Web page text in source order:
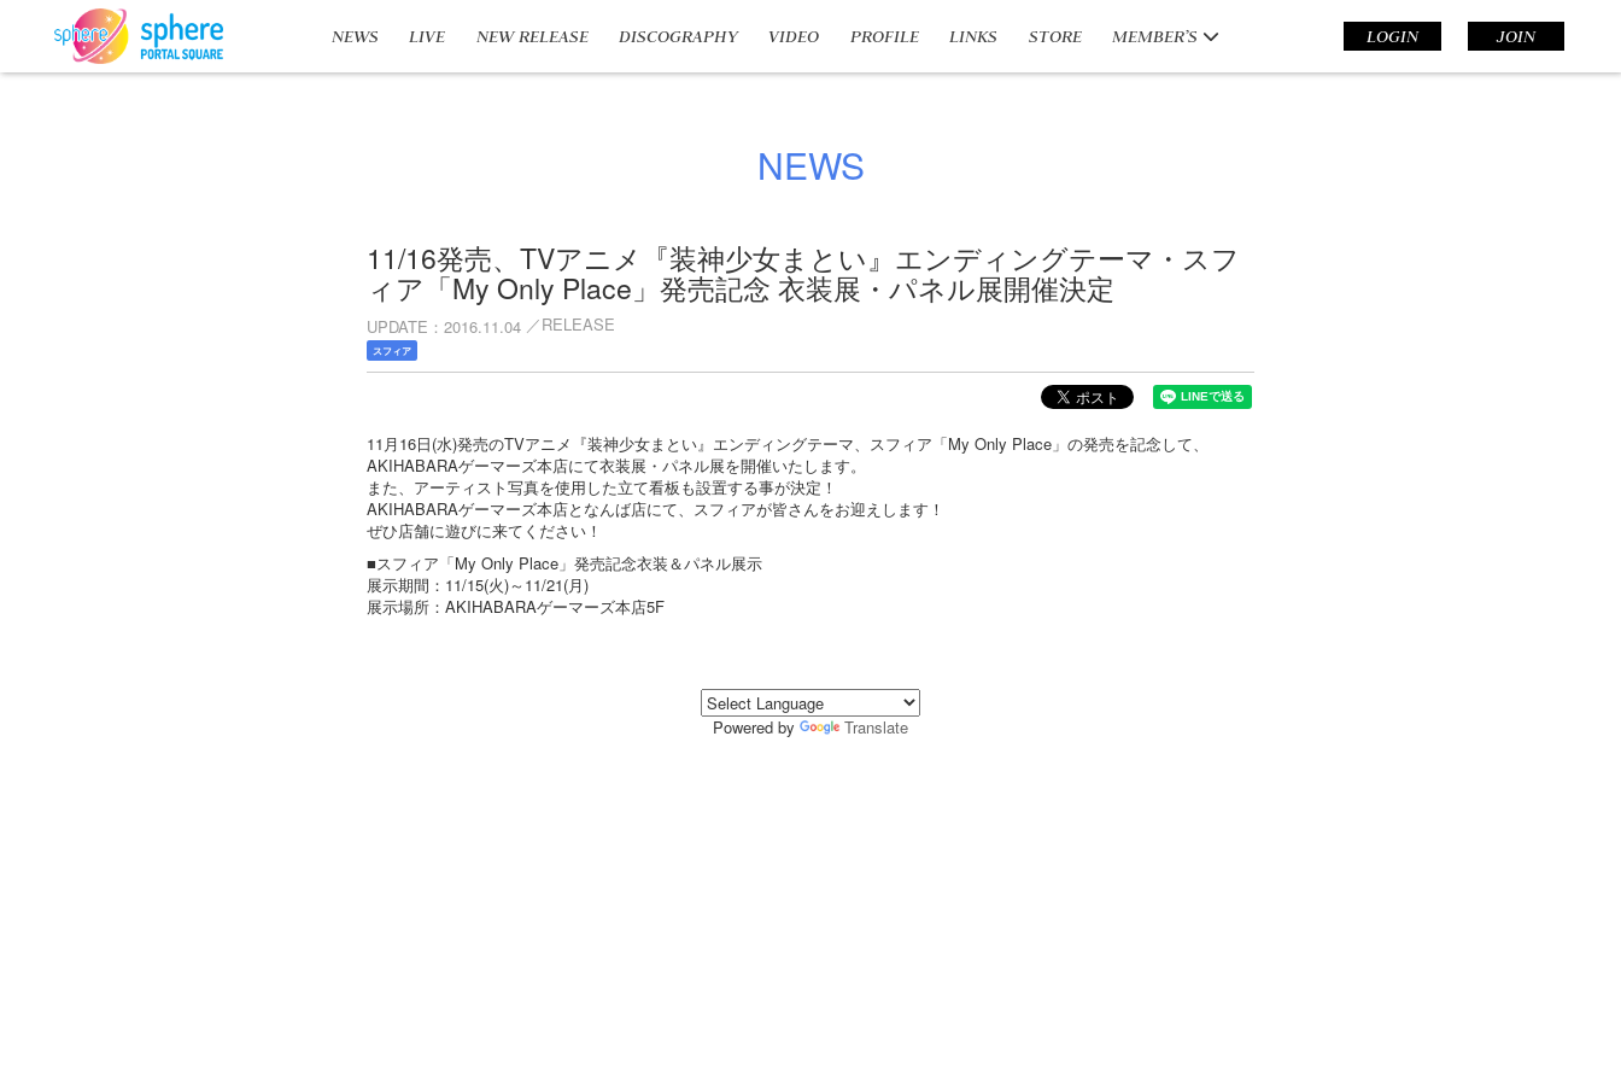
NEWS LIVE NEW RELEASE DISCOGRAPHY VIDEO PROFILE LINKS STORE MEMBER’S LOGIN JOIN
NEWS
11/16発売、TVアニメ『装神少女まとい』エンディングテーマ・スフ
ィア「My Only Place」発売記念 衣装展・パネル展開催決定
UPDATE 2016.11.04 RELEASE
スフィア
11月16日(水)発売のTVアニメ『装神少女まとい』エンディングテーマ、スフィア「My Only Place」の発売を記念して、
AKIHABARAゲーマーズ本店にて衣装展・パネル展を開催いたします。
また、アーティスト写真を使用した立て看板も設置する事が決定！
AKIHABARAゲーマーズ本店となんば店にて、スフィアが皆さんをお迎えします！
ぜひ店舗に遊びに来てください！
■スフィア「My Only Place」発売記念衣装＆パネル展示
展示期間：11/15(火)～11/21(月)
展示場所：AKIHABARAゲーマーズ本店5F
Powered by Translate